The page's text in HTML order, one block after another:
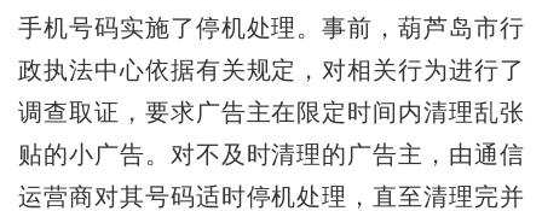
手机号码实施了停机处理。事前，葫芦岛市行
政执法中心依据有关规定，对相关行为进行了
调查取证，要求广告主在限定时间内清理乱张
贴的小广告。对不及时清理的广告主，由通信
运营商对其号码适时停机处理，直至清理完并